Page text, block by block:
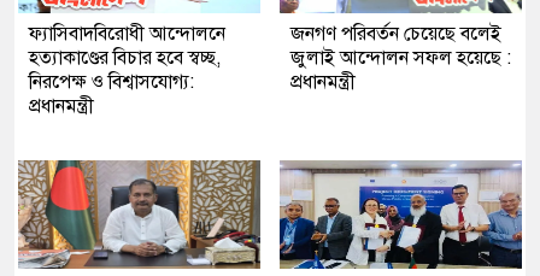
ফ্যাসিবাদবিরোধী আন্দোলনে
হত্যাকাণ্ডের বিচার হবে স্বচ্ছ,
নিরপেক্ষ ও বিশ্বাসযোগ্য:
প্রধানমন্ত্রী
জনগণ পরিবর্তন চেয়েছে বলেই
জুলাই আন্দোলন সফল হয়েছে :
প্রধানমন্ত্রী